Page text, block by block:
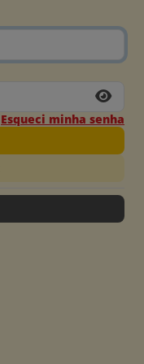
Esqueci minha senha